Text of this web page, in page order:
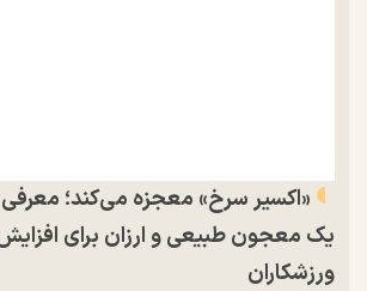
«اکسیر سرخ» معجزه می‌کند؛
یک معجون طبیعی و ارزان برای
ورزشکاران